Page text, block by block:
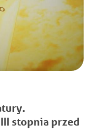
stopnia przed